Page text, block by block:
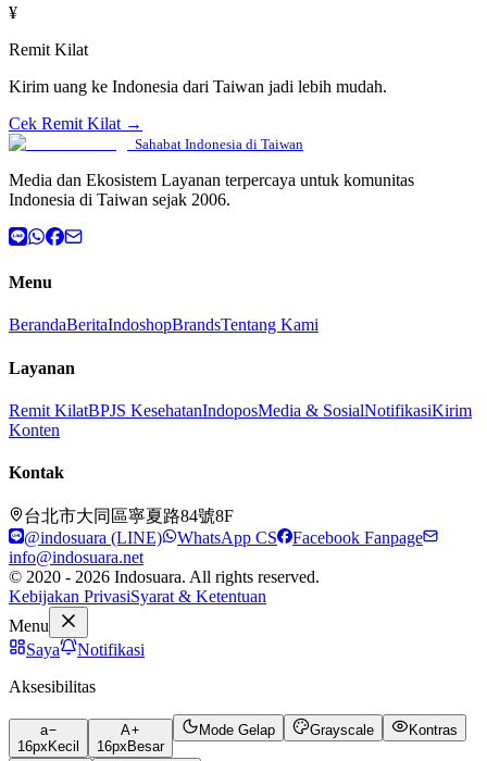
¥
Remit Kilat
Kirim uang ke Indonesia dari Taiwan jadi lebih mudah.
Cek Remit Kilat →
Sahabat Indonesia di Taiwan
Media dan Ekosistem Layanan terpercaya untuk komunitas
Indonesia di Taiwan sejak 2006.
Menu
BerandaBeritaIndoshopBrandsTentang Kami
Layanan
Remit KilatBPJS KesehatanIndoposMedia & SosialNotifikasiKirim
Konten
Kontak
台北市大同區寧夏路84號8F
@indosuara (LINE)
WhatsApp CS
Facebook Fanpage
info@indosuara.net
© 2020 - 2026 Indosuara. All rights reserved.
Kebijakan PrivasiSyarat & Ketentuan
Menu
Saya
Notifikasi
Aksesibilitas
a
16px Kecil
A
16px Besar
Mode Gelap Grayscale Kontras